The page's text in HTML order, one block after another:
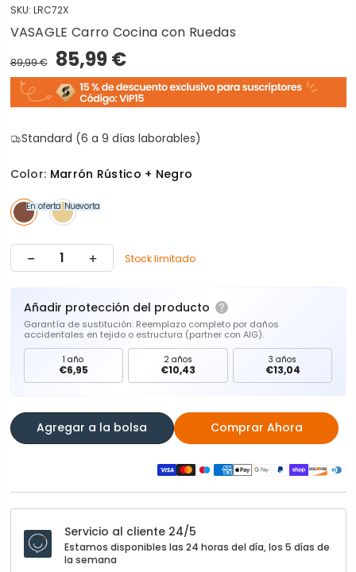
SKU: LRC72X
VASAGLE Carro Cocina con Ruedas
89,99 € 85,99 €
Standard (6 a 9 días laborables)
Color: Marrón Rústico + Negro
En oferta En oferta
Nuevo
Stock limitado
Añadir protección del producto
Garantía de sustitución: Reemplazo completo por daños
accidentales en tejido o estructura (partner con AIG).
1 año
€6,95
2 años
€10,43
3 años
€13,04
Agregar a la bolsa Comprar Ahora
Servicio al cliente 24/5
Estamos disponibles las 24 horas del día, los 5 días de
la semana